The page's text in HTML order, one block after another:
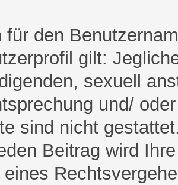
für den
gilt:
sexuell
und/
sind nicht
Beitrag wird
eines